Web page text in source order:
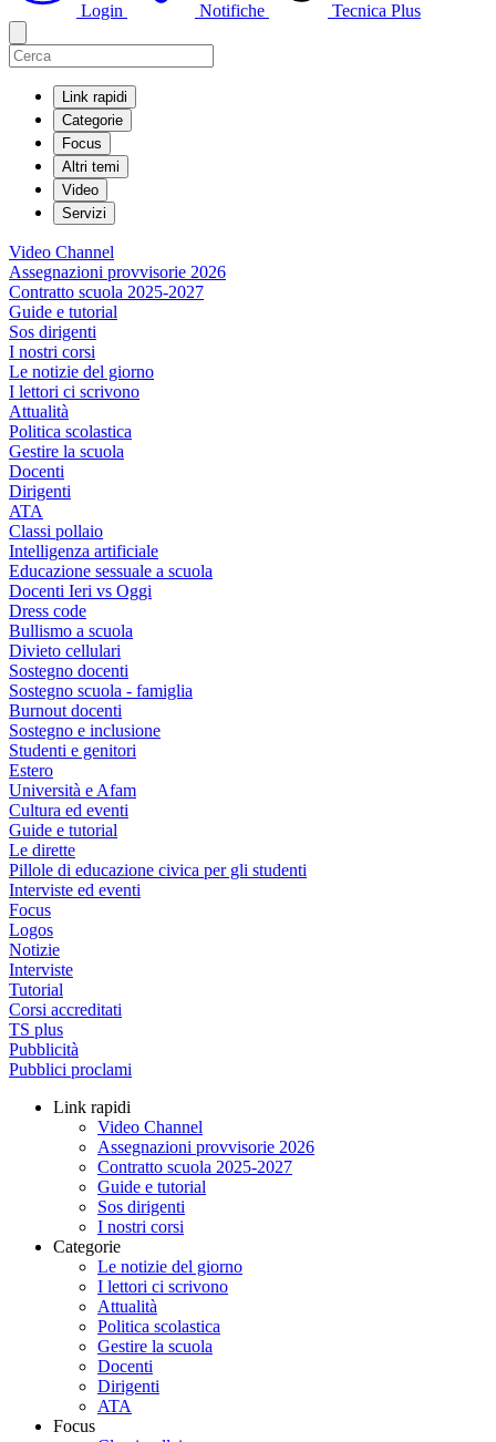
Login Notifiche Tecnica Plus
Link rapidi
Categorie
Focus
Altri temi
Video
Servizi
Video Channel
Assegnazioni provvisorie 2026
Contratto scuola 2025-2027
Guide e tutorial
Sos dirigenti
I nostri corsi
Le notizie del giorno
I lettori ci scrivono
Attualità
Politica scolastica
Gestire la scuola
Docenti
Dirigenti
ATA
Classi pollaio
Intelligenza artificiale
Educazione sessuale a scuola
Docenti Ieri vs Oggi
Dress code
Bullismo a scuola
Divieto cellulari
Sostegno docenti
Sostegno scuola - famiglia
Burnout docenti
Sostegno e inclusione
Studenti e genitori
Estero
Università e Afam
Cultura ed eventi
Guide e tutorial
Le dirette
Pillole di educazione civica per gli studenti
Interviste ed eventi
Focus
Logos
Notizie
Interviste
Tutorial
Corsi accreditati
TS plus
Pubblicità
Pubblici proclami
Link rapidi
Video Channel
Assegnazioni provvisorie 2026
Contratto scuola 2025-2027
Guide e tutorial
Sos dirigenti
I nostri corsi
Categorie
Le notizie del giorno
I lettori ci scrivono
Attualità
Politica scolastica
Gestire la scuola
Docenti
Dirigenti
ATA
Focus